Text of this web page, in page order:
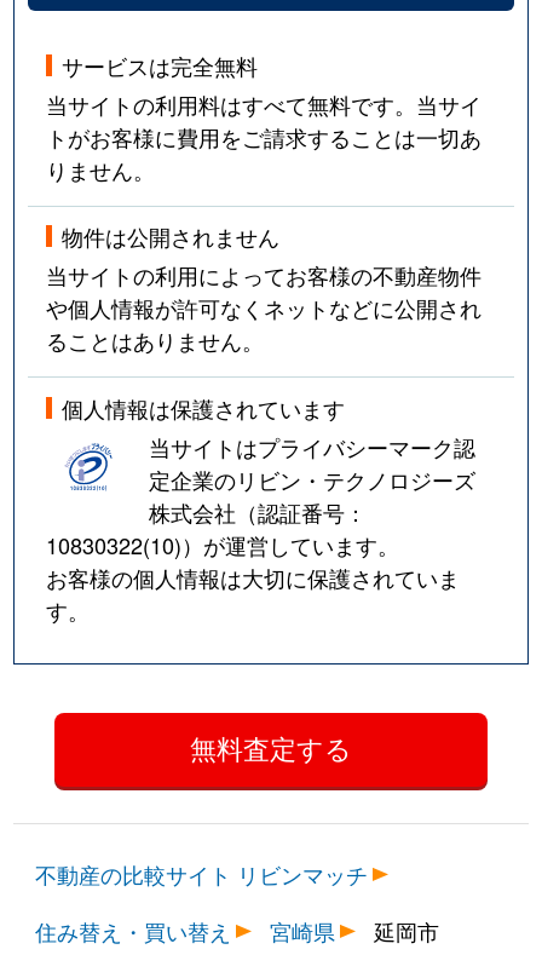
サービスは完全無料
当サイトの利用料はすべて無料です。当サイ
トがお客様に費用をご請求することは一切あ
りません。
物件は公開されません
当サイトの利用によってお客様の不動産物件
や個人情報が許可なくネットなどに公開され
ることはありません。
個人情報は保護されています
当サイトはプライバシーマーク認
定企業のリビン・テクノロジーズ
株式会社（認証番号：
10830322(10)）が運営しています。
お客様の個人情報は大切に保護されていま
す。
不動産の比較サイト リビンマッチ
住み替え・買い替え
宮崎県 延岡市